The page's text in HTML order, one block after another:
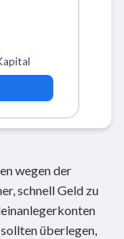
wegen der
schnell Geld zu
überlegen,